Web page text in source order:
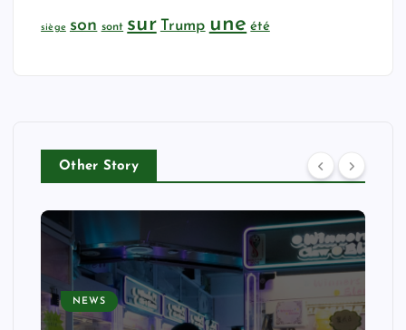
siège son sont sur Trump une été
Other Story
NEWS